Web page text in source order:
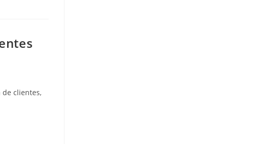
de clientes,